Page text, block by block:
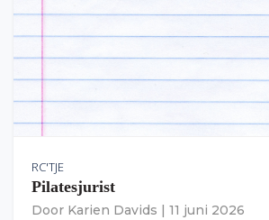
RC'TJE
Pilatesjurist
Door Karien Davids 11 juni 2026